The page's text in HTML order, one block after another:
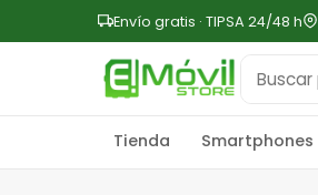
Envío gratis · TIPSA 24/48 h
Tienda Smartphones